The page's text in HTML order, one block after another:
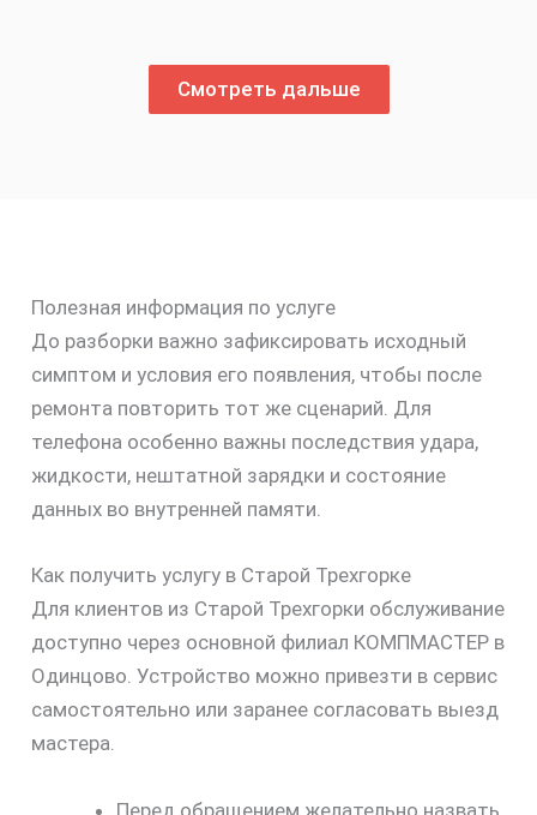
Смотреть дальше
Полезная информация по услуге
До разборки важно зафиксировать исходный
симптом и условия его появления, чтобы после
ремонта повторить тот же сценарий. Для
телефона особенно важны последствия удара,
жидкости, нештатной зарядки и состояние
данных во внутренней памяти.
Как получить услугу в Старой Трехгорке
Для клиентов из Старой Трехгорки обслуживание
доступно через основной филиал КОМПМАСТЕР в
Одинцово. Устройство можно привезти в сервис
самостоятельно или заранее согласовать выезд
мастера.
Перед обращением желательно назвать